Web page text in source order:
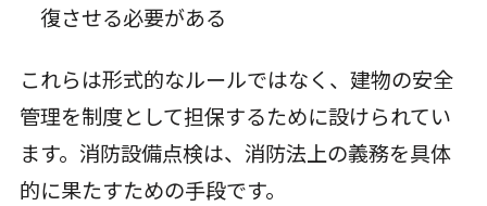
復させる必要がある
これらは形式的なルールではなく、建物の安全
管理を制度として担保するために設けられてい
ます。消防設備点検は、消防法上の義務を具体
的に果たすための手段です。